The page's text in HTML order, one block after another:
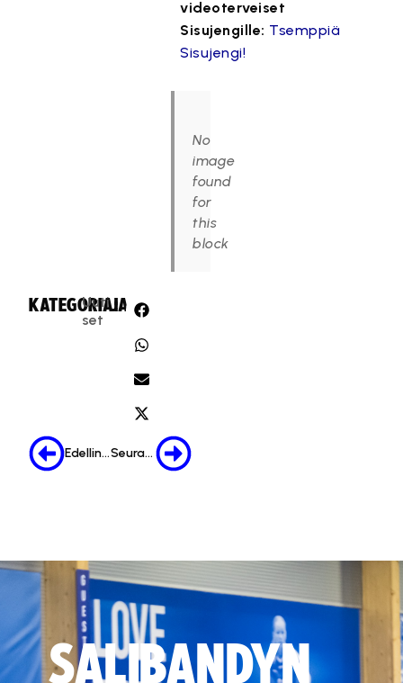
videoterveiset
Sisujengille: Tsemppiä
Sisujengi!
No
image
found
for
this
block
KATEGORIA:
Uuti
set
JAA:
Edellinen Seuraava
SALIBANDYN